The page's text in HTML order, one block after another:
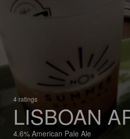
4 ratings
LISBOAN
4.6% American Pale Ale